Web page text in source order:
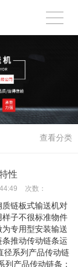
查看分类
性
次数：
链板式输送机对
子不很标准物件
专用型安装输送
推动传动链条运
径系列产品传动链
产品传动链条；